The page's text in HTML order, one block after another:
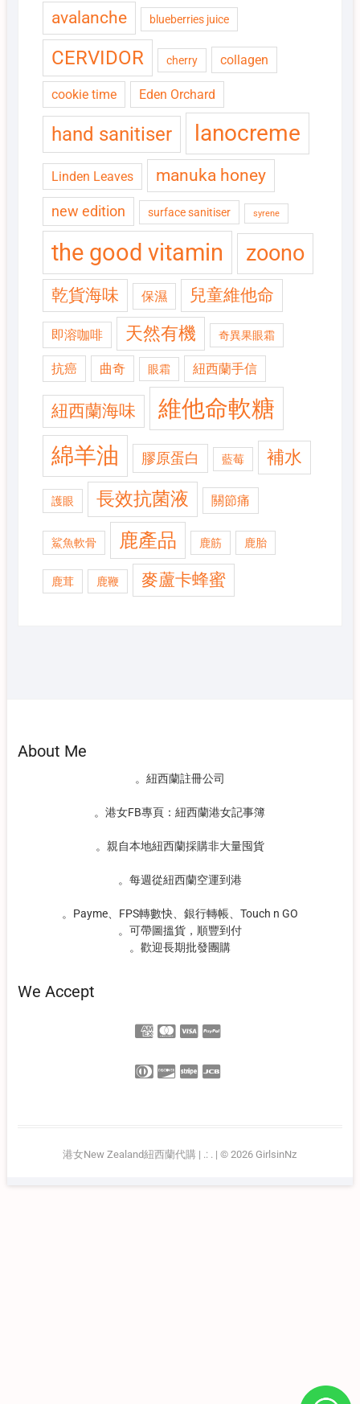
avalanche blueberries juice
CERVIDOR cherry collagen
cookie time Eden Orchard
hand sanitiser lanocreme
Linden Leaves manuka honey
new edition surface sanitiser syrene
the good vitamin zoono
乾貨海味 保濕 兒童維他命
即溶咖啡 天然有機 奇異果眼霜
抗癌 曲奇 眼霜 紐西蘭手信
紐西蘭海味 維他命軟糖
綿羊油 膠原蛋白 藍莓 補水
護眼 長效抗菌液 關節痛
鯊魚軟骨 鹿產品 鹿筋 鹿胎
鹿茸 鹿鞭 麥蘆卡蜂蜜
About Me
。紐西蘭註冊公司
。港女FB專頁：紐西蘭港女記事簿
。親自本地紐西蘭採購非大量囤貨
。每週從紐西蘭空運到港
。Payme、FPS轉數快、銀行轉帳、Touch n GO
。可帶圖搵貨，順豐到付
。歡迎長期批發團購
We Accept
港女New Zealand紐西蘭代購 | .: . | © 2026 GirlsinNz